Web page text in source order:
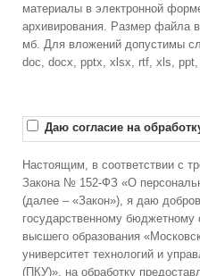
материалы в электронной
архивирования. Размер файла
мб. Для вложений допустимы
doc, docx, pptx, xlsx, rtf, xls,
Даю согласие на
Настоящим, в соответствии с
Закона № 152-ФЗ «О
(далее – «Закон»), я даю
государственному
высшего образования
университет технологий и
(ПКУ)», на обработку